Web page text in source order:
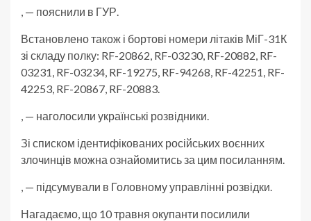
, — пояснили в ГУР.
Встановлено також і бортові номери літаків МіГ-31К
зі складу полку: RF-20862, RF-03230, RF-20882, RF-
03231, RF-03234, RF-19275, RF-94268, RF-42251, RF-
42253, RF-20867, RF-20883.
, — наголосили українські розвідники.
Зі списком ідентифікованих російських воєнних
злочинців можна ознайомитись за цим посиланням.
, — підсумували в Головному управлінні розвідки.
Нагадаємо, що 10 травня окупанти посилили